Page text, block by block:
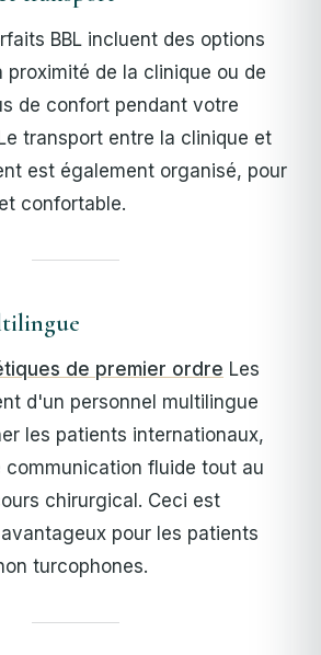
BBL incluent des options
proximité de la clinique ou de
de confort pendant votre
transport entre la clinique et
est également organisé, pour
confortable.
de premier ordre Les
d'un personnel multilingue
les patients internationaux,
communication fluide tout au
chirurgical. Ceci est
pour les patients
turcophones.